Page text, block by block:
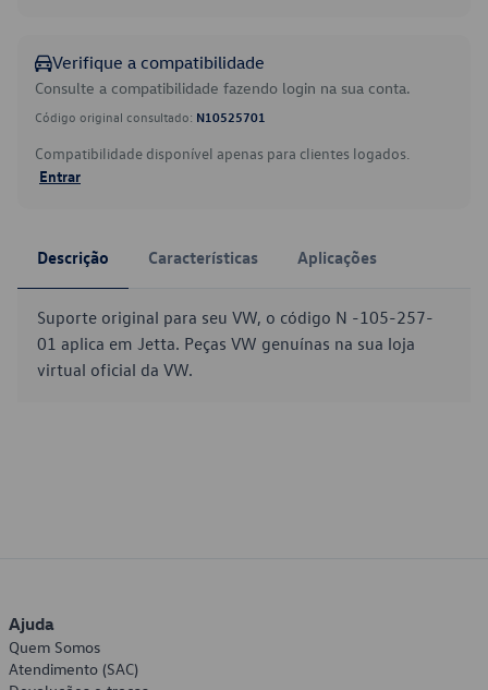
Verifique a compatibilidade
Consulte a compatibilidade fazendo login na sua conta.
Código original consultado: N10525701
Compatibilidade disponível apenas para clientes logados.
Entrar
Descrição Características Aplicações
Suporte original para seu VW, o código N -105-257-
01 aplica em Jetta. Peças VW genuínas na sua loja
virtual oficial da VW.
Ajuda
Quem Somos
Atendimento (SAC)